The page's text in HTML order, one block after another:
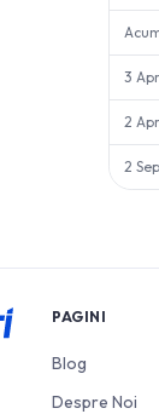
3
2
2
PAGINI
Blog
Despre Noi